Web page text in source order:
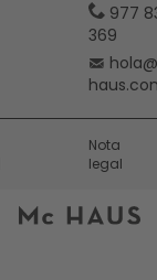
977
369
Nota
legal